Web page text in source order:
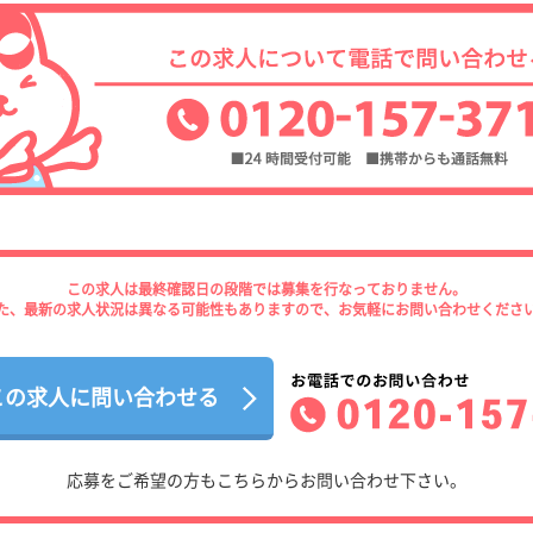
この求人は最終確認日の段階では募集を行なっておりません。
、最新の求人状況は異なる可能性もありますので、お気軽にお問い合わせくださ
求人に問い合わせる
応募をご希望の方もこちらからお問い合わせ下さい。